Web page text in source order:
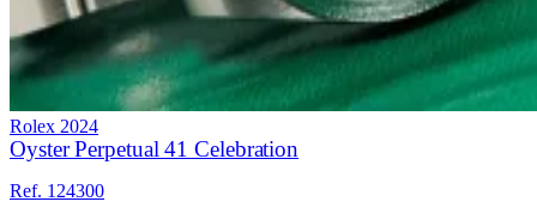
Rolex 2024
Oyster Perpetual 41 Celebration
Ref. 124300